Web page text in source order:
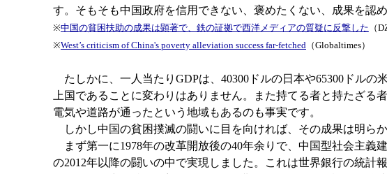
す。そもそも中国政府を信用できない、褒めたくない、成果を認
※中国の貧困扶助の成果は顕著で、鉄の証拠で西洋メディアの質疑に反撃した （
※West’s criticism of China's poverty alleviation success far-fetched （Globaltimes）
たしかに、一人当たりGDPは、40300ドルの日本や65300ドル
上国であることに変わりはありません。また持てる者と持たざ
電気や道路が通ったという地域もあるのも事実です。
しかし中国の貧困撲滅の闘いに目を向ければ、その成果は明らか
まず第一に1978年の改革開放後の40年余りで、中国型社会主義
の2012年以降の闘いの中で実現しました。これは世界銀行の統計